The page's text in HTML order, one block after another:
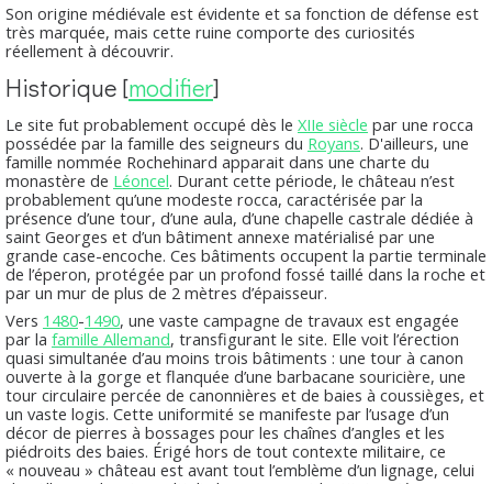
Son origine médiévale est évidente et sa fonction de défense est
très marquée, mais cette ruine comporte des curiosités
réellement à découvrir.
Historique [modifier]
Le site fut probablement occupé dès le XIIe siècle par une rocca
possédée par la famille des seigneurs du Royans. D'ailleurs, une
famille nommée Rochehinard apparait dans une charte du
monastère de Léoncel. Durant cette période, le château n’est
probablement qu’une modeste rocca, caractérisée par la
présence d’une tour, d’une aula, d’une chapelle castrale dédiée à
saint Georges et d’un bâtiment annexe matérialisé par une
grande case-encoche. Ces bâtiments occupent la partie terminale
de l’éperon, protégée par un profond fossé taillé dans la roche et
par un mur de plus de 2 mètres d’épaisseur.
Vers 1480-1490, une vaste campagne de travaux est engagée
par la famille Allemand, transfigurant le site. Elle voit l’érection
quasi simultanée d’au moins trois bâtiments : une tour à canon
ouverte à la gorge et flanquée d’une barbacane souricière, une
tour circulaire percée de canonnières et de baies à coussièges, et
un vaste logis. Cette uniformité se manifeste par l’usage d’un
décor de pierres à bossages pour les chaînes d’angles et les
piédroits des baies. Érigé hors de tout contexte militaire, ce
« nouveau » château est avant tout l’emblème d’un lignage, celui